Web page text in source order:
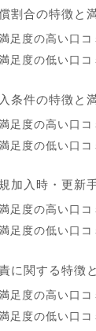
割合の特徴と
足度の高い口コ
足度の低い口コ
条件の特徴と
足度の高い口コ
足度の低い口コ
加入時・更新
足度の高い口コ
足度の低い口コ
に関する特徴
足度の高い口コ
足度の低い口コ